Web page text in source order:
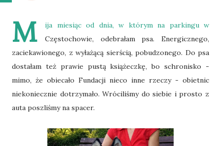
M
ija miesiąc od dnia, w którym na parkingu w
Częstochowie, odebrałam psa. Energicznego,
zaciekawionego, z wyłażącą sierścią, pobudzonego. Do psa
dostałam też prawie pustą książeczkę, bo schronisko -
mimo, że obiecało Fundacji nieco inne rzeczy - obietnic
niekoniecznie dotrzymało. Wróciliśmy do siebie i prosto z
auta poszliśmy na spacer.